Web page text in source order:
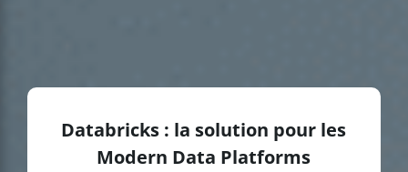
Databricks : la solution pour les
Modern Data Platforms